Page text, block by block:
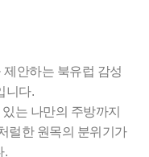
안하는 북유럽 감성
니다.
는 나만의 주방까지
럴한 원목의 분위기가
.